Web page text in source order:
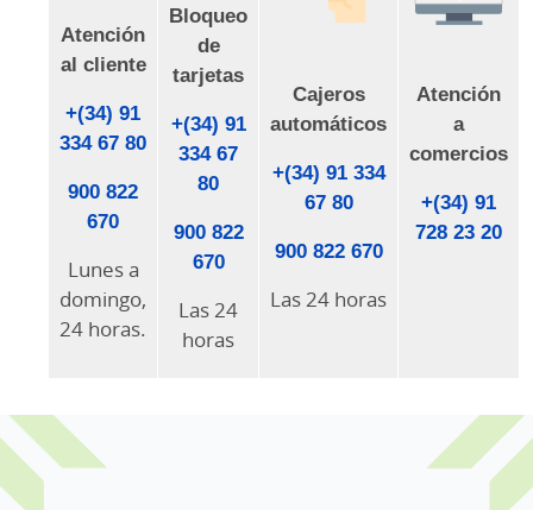
Atención
al cliente
+(34) 91
334 67 80
900 822
670
Lunes a
domingo,
24 horas.
Bloqueo
de
tarjetas
+(34) 91
334 67
80
900 822
670
Las 24
horas
Cajeros
automáticos
+(34) 91 334
67 80
900 822 670
Las 24 horas
Atención
a
comercios
+(34) 91
728 23 20